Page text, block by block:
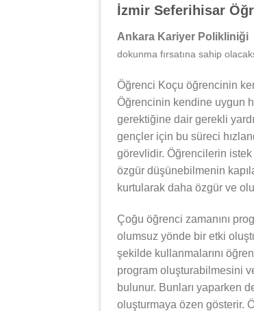
İzmir Seferihisar
Ankara Kariyer Polikliniği
dokunma fırsatına sahip
Öğrenci Koçu öğrencinin
Öğrencinin kendine uygun
gerektiğine dair gerekli
gençler için bu süreci
görevlidir. Öğrencilerin
özgür düşünebilmenin
kurtularak daha özgür ve
Çoğu öğrenci zamanını
olumsuz yönde bir etki
şekilde kullanmalarını
program oluşturabilmesini
bulunur. Bunları yaparken
oluşturmaya özen gösterir.